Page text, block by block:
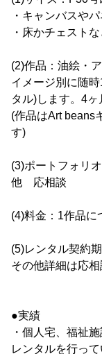
・キャンバスや
・床かチェスト
(2)作品：油絵・
イメージ別に随
タル)します。4ヶ
(作品はArt beans
す)
(3)ポートフォリ
他 応相談
(4)料金：1作品
(5)レンタル契約
その他詳細は応相
●実績
・個人宅、福祉
レンタルを行って